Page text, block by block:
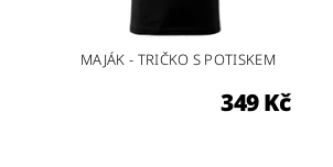
MAJÁK - TRIČKO S POTISKEM
349 Kč